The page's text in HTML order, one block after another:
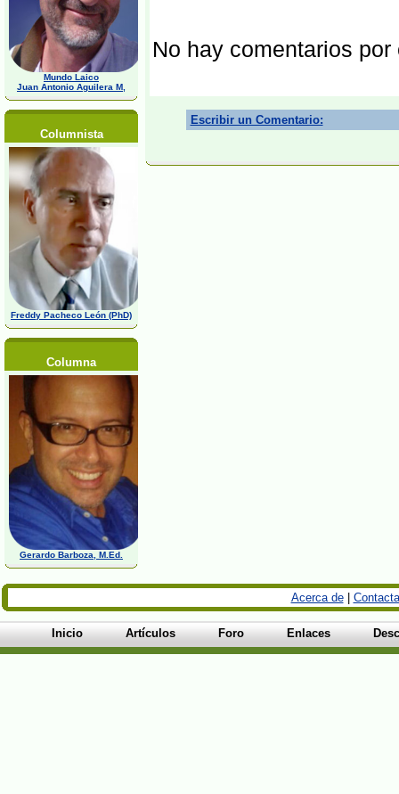
Mundo Laico
Juan Antonio Aguilera M,
Columnista
Freddy Pacheco León (PhD)
Columna
Gerardo Barboza, M.Ed.
No hay comentarios por
Escribir un Comentario:
Acerca de|
Inicio Artículos Foro Enlaces